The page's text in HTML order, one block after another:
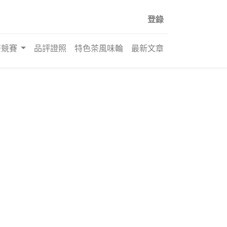
登錄
賽 品評證照 特色茶風味輪 最新文章